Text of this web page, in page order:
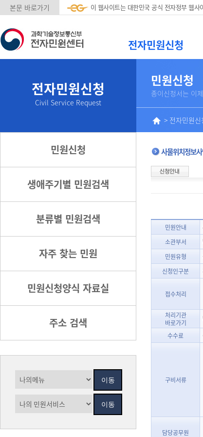
본문 바로가기 이 웹사이트는 대한민국 공식 전자정부 웹사
전자민원신청
전자민원신청
Civil Service Request
민원신청
생애주기별 민원검색
분류별 민원검색
자주 찾는 민원
민원신청양식 자료실
주소 검색
민원신청
종이신청서는 이
> 전자민원신
사물위치정보
민원안내
소관부서
민원유형
신청인구분
접수처리
처리기관
바로가기
수수료
구비서류
담당공무원